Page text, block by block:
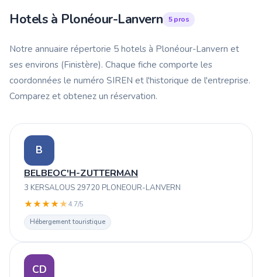
Hotels à Plonéour-Lanvern 5 pros
Notre annuaire répertorie 5 hotels à Plonéour-Lanvern et
ses environs (Finistère). Chaque fiche comporte les
coordonnées le numéro SIREN et l'historique de l'entreprise.
Comparez et obtenez un réservation.
B
BELBEOC'H-ZUTTERMAN
3 KERSALOUS 29720 PLONEOUR-LANVERN
★★★★★4.7/5
Hébergement touristique
CD